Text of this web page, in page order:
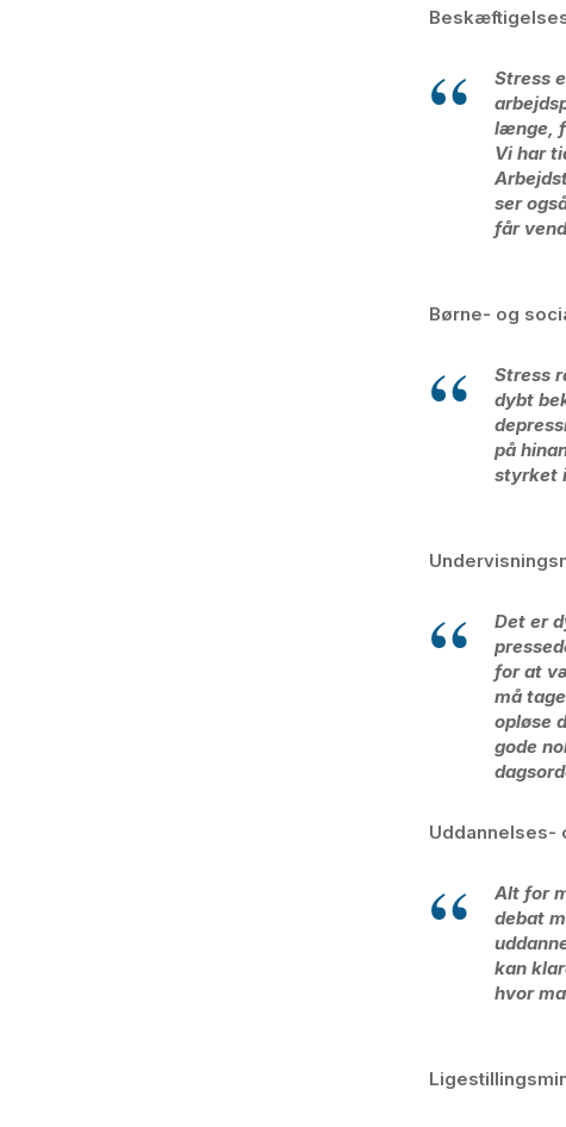
Stress
længe,
Vi har
ser
får
Børne- og
Stress
dybt
på
styrket
Det er
for at
må
opløse
gode
Uddannelses-
Alt for
debat
kan
hvor